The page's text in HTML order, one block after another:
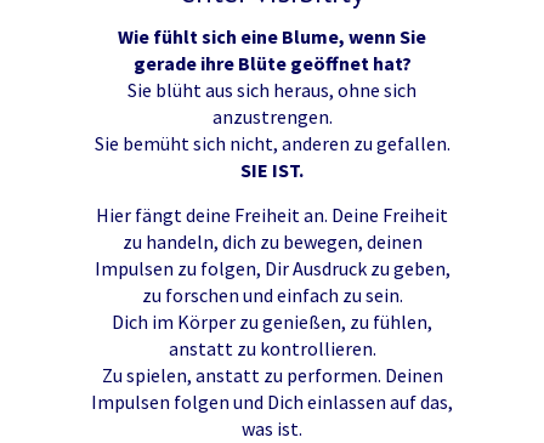
Wie fühlt sich eine Blume, wenn Sie
gerade ihre Blüte geöffnet hat?
Sie blüht aus sich heraus, ohne sich
anzustrengen.
Sie bemüht sich nicht, anderen zu gefallen.
SIE IST.
Hier fängt deine Freiheit an. Deine Freiheit
zu handeln, dich zu bewegen, deinen
Impulsen zu folgen, Dir Ausdruck zu geben,
zu forschen und einfach zu sein.
Dich im Körper zu genießen, zu fühlen,
anstatt zu kontrollieren.
Zu spielen, anstatt zu performen. Deinen
Impulsen folgen und Dich einlassen auf das,
was ist.